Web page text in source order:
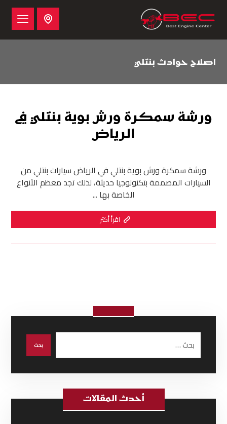
اصلاح حوادث بنتلي
ورشة سمكرة ورش بوية بنتلي في
الرياض
ورشة سمكرة ورش بوية بنتلي في الرياض سيارات بنتلي من
السيارات المصممة بتكنولوجيا حديثة، لذلك تجد معظم الأنواع
الخاصة بها ...
اقرأ أكثر
أحدث المقالات